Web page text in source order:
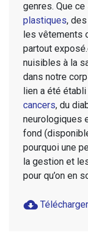
genres. Que
plastiques, des
les vêtements
partout
nuisibles à la
dans notre
lien a été établi
cancers, du
neurologiques
fond
pourquoi une
la gestion et
pour qu’on en
cloud_download Télécharger